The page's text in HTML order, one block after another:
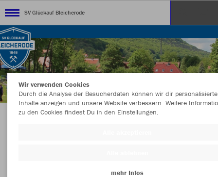
SV Glückauf Bleicherode
Wir verwenden Cookies
Durch die Analyse der Besucherdaten können wir dir personalisierte
Inhalte anzeigen und unsere Website verbessern. Weitere
zu den Cookies findest Du in den Einstellungen.
mehr Infos